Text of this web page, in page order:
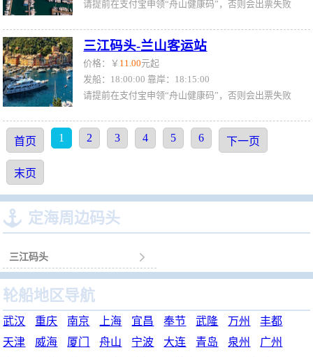
请提前在支付宝申领“舟山健康码”，否则会出票失败
三江码头-兰山客运站
价格：￥ 11.00元起
发船：18:00:00 靠岸：18:15:00
请提前在支付宝申领“舟山健康码”，否则会出票失败
首页 1 2 3 4 5 6 下一页
末页
 定海周边码头
三江码头 
轮船地区导航
武汉 重庆 南京 上海 宜昌 奉节 武隆 万州
丰都
天津
威海 厦门 舟山 宁波 大连 青岛 泉州
广州